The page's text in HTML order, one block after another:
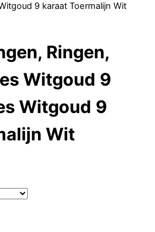
9 karaat Toermalijn Wit
Ringen,
Witgoud 9
Witgoud 9
Wit